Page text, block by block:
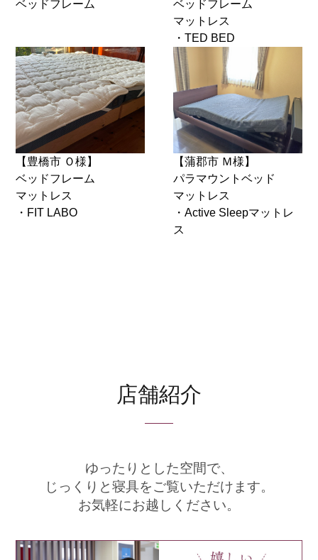
ベッドフレーム
ベッドフレーム
マットレス
・TED BED
【豊橋市 Ｏ様】
ベッドフレーム
マットレス
・FIT LABO
【蒲郡市 Ｍ様】
パラマウントベッド
マットレス
・Active Sleepマットレ
ス
店舗紹介
ゆったりとした空間で、
じっくりと寝具をご覧いただけます。
お気軽にお越しください。